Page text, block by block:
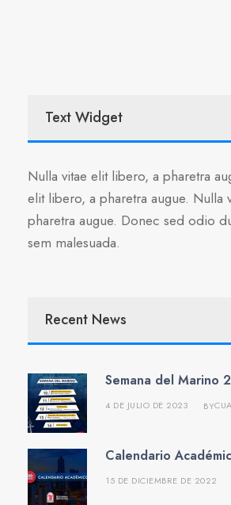
Text Widget
Nulla vitae elit libero, a pharetra
elit libero, a pharetra augue. Nulla
pharetra augue. Donec sed odio
sem malesuada.
Recent News
Semana del Marino
4 DE JULIO DE 2023 BY
Calendario
15 DE DICIEMBRE DE 2022